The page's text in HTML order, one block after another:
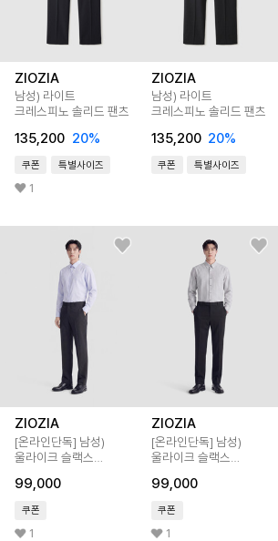
ZIOZIA
남성) 라이트
크레스피노 솔리드 팬츠
135,200 20%
쿠폰 특별사이즈
1
ZIOZIA
남성) 라이트
크레스피노 솔리드 팬츠
135,200 20%
쿠폰 특별사이즈
ZIOZIA
[온라인단독] 남성)
울라이크 슬랙스
99,000
쿠폰
1
ZIOZIA
[온라인단독] 남성)
울라이크 슬랙스
99,000
쿠폰
1